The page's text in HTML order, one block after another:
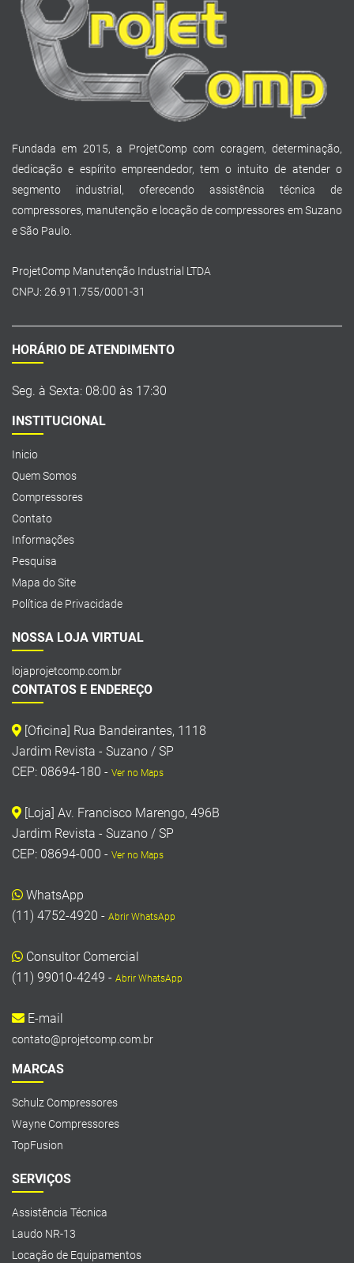
Fundada em 2015, a ProjetComp com coragem, determinação,
dedicação e espírito empreendedor, tem o intuito de atender o
segmento industrial, oferecendo assistência técnica de
compressores, manutenção e locação de compressores em Suzano
e São Paulo.
ProjetComp Manutenção Industrial LTDA
CNPJ: 26.911.755/0001-31
HORÁRIO DE ATENDIMENTO
Seg. à Sexta: 08:00 às 17:30
INSTITUCIONAL
Inicio
Quem Somos
Compressores
Contato
Informações
Pesquisa
Mapa do Site
Política de Privacidade
NOSSA LOJA VIRTUAL
lojaprojetcomp.com.br
CONTATOS E ENDEREÇO
[Oficina] Rua Bandeirantes, 1118
Jardim Revista - Suzano / SP
CEP: 08694-180 - Ver no Maps
[Loja] Av. Francisco Marengo, 496B
Jardim Revista - Suzano / SP
CEP: 08694-000 - Ver no Maps
WhatsApp
(11) 4752-4920 - Abrir WhatsApp
Consultor Comercial
(11) 99010-4249 - Abrir WhatsApp
E-mail
contato@projetcomp.com.br
MARCAS
Schulz Compressores
Wayne Compressores
TopFusion
SERVIÇOS
Assistência Técnica
Laudo NR-13
Locação de Equipamentos